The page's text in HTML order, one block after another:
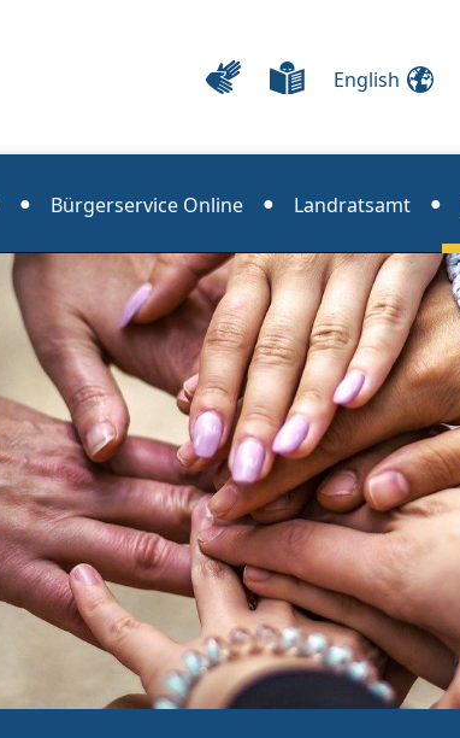
English
Bürgerservice Online Landratsamt